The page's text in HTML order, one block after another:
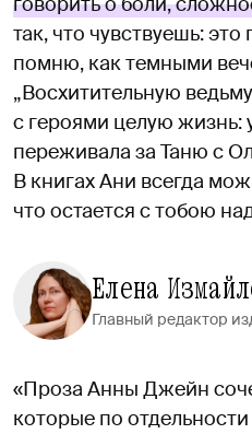
так, что чувствуешь:
помню, как темными
„Восхитительную
с героями целую жизнь:
переживала за Таню с
В книгах Ани всегда
что остается с тобою
Елена
Главный редактор
«Проза Анны Джейн
которые по